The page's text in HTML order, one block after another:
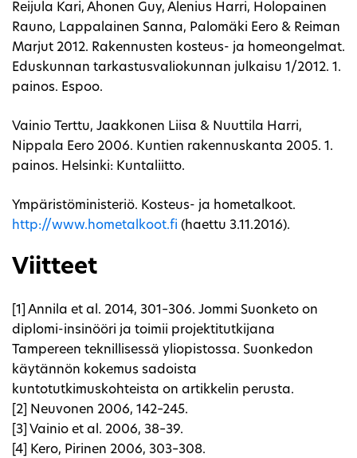
Reijula Kari, Ahonen Guy, Alenius Harri, Holopainen
Rauno, Lappalainen Sanna, Palomäki Eero & Reiman
Marjut 2012. Rakennusten kosteus- ja homeongelmat.
Eduskunnan tarkastusvaliokunnan julkaisu 1/2012. 1.
painos. Espoo.
Vainio Terttu, Jaakkonen Liisa & Nuuttila Harri,
Nippala Eero 2006. Kuntien rakennuskanta 2005. 1.
painos. Helsinki: Kuntaliitto.
Ympäristöministeriö. Kosteus- ja hometalkoot.
http://www.hometalkoot.fi (haettu 3.11.2016).
Viitteet
[1] Annila et al. 2014, 301–306. Jommi Suonketo on
diplomi-insinööri ja toimii projektitutkijana
Tampereen teknillisessä yliopistossa. Suonkedon
käytännön kokemus sadoista
kuntotutkimuskohteista on artikkelin perusta.
[2] Neuvonen 2006, 142–245.
[3] Vainio et al. 2006, 38–39.
[4] Kero, Pirinen 2006, 303–308.